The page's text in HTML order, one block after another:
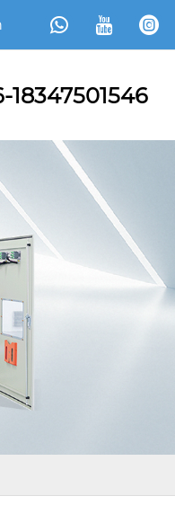
  
18347501546